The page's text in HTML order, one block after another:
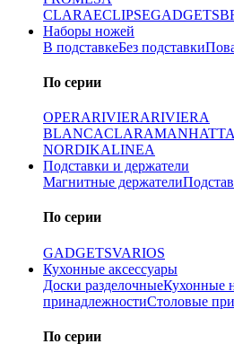
CLARAECLIPSEGADGETS
Наборы ножей
В подставкеБез подставки
По серии
OPERARIVIERARIVIERA
BLANCACLARA
NORDIKALINEA
Подставки и держатели
Магнитные держатели
По серии
GADGETSVARIOS
Кухонные аксессуары
Доски разделочныеКухонные
принадлежностиСтоловые
По серии